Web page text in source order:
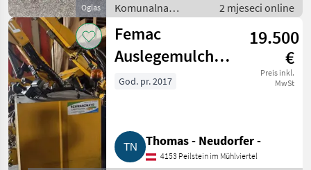
Oglas
Komunalna
oprema i vozila /
Kosilice za nagibe
2 mjeseci online
Femac
Auslegemulcher
VFR 8T
19.500
€
Preis inkl.
MwSt
God. pr. 2017
Thomas - Neudorfer -
4153 Peilstein im Mühlviertel